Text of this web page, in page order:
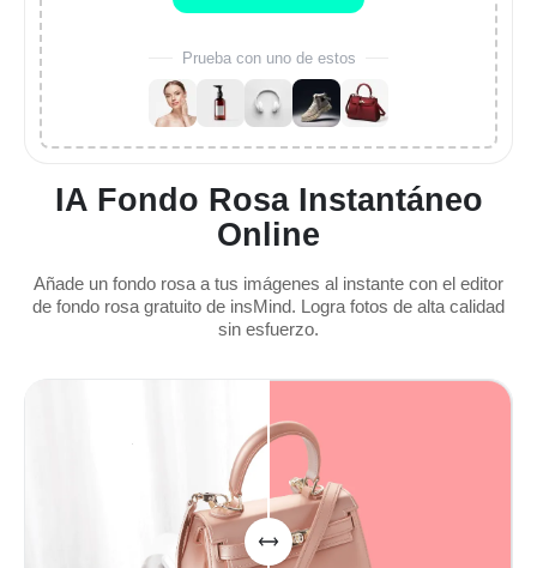
IA Fondo Rosa Instantáneo
Online
Añade un fondo rosa a tus imágenes al instante con el editor
de fondo rosa gratuito de insMind. Logra fotos de alta calidad
sin esfuerzo.
Prueba con uno de estos